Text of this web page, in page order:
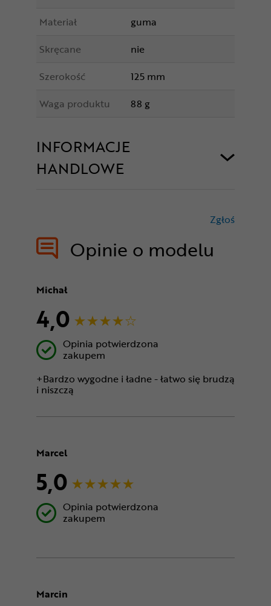
Materiał
guma
Skręcane
nie
Szerokość
125 mm
Waga produktu
88 g
INFORMACJE
HANDLOWE
Opinie o modelu
Zgłoś
Michał
4,0
Opinia potwierdzona
zakupem
+Bardzo wygodne i ładne - łatwo się brudzą
i niszczą
Marcel
5,0
Opinia potwierdzona
zakupem
Marcin